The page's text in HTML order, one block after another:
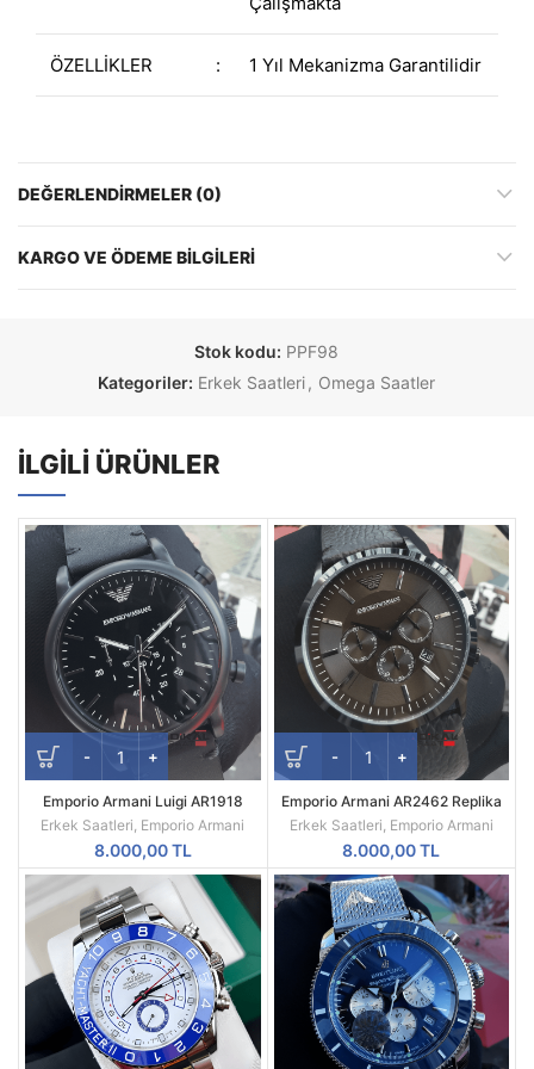
ÖZELLİKLER : 1 Yıl Mekanizma Garantilidir
DEĞERLENDIRMELER (0)
KARGO VE ÖDEME BILGILERI
Stok kodu: PPF98
Kategoriler: Erkek Saatleri, Omega Saatler
İLGILI ÜRÜNLER
Emporio Armani Luigi AR1918
Replika Erkek Kol Saati
Erkek Saatleri, Emporio Armani
8.000,00TL
Emporio Armani AR2462 Replika
Erkek Kol Saati
Erkek Saatleri, Emporio Armani
8.000,00TL